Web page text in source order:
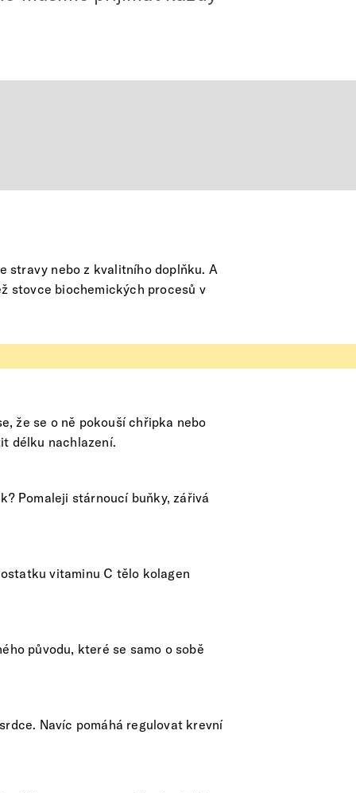
stravy nebo z kvalitního doplňku. A
stovce biochemických procesů v
že se o ně pokouší chřipka nebo
délku nachlazení.
Pomaleji stárnoucí buňky, zářivá
vitaminu C tělo kolagen
původu, které se samo o sobě
Navíc pomáhá regulovat krevní